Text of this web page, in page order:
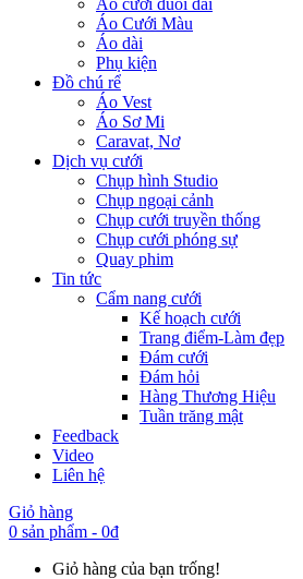
Áo cưới đuôi dài
Áo Cưới Màu
Áo dài
Phụ kiện
Đồ chú rể
Áo Vest
Áo Sơ Mi
Caravat, Nơ
Dịch vụ cưới
Chụp hình Studio
Chụp ngoại cảnh
Chụp cưới truyền thống
Chụp cưới phóng sự
Quay phim
Tin tức
Cẩm nang cưới
Kế hoạch cưới
Trang điểm-Làm đẹp
Đám cưới
Đám hỏi
Hàng Thương Hiệu
Tuần trăng mật
Feedback
Video
Liên hệ
Giỏ hàng
0 sản phẩm - 0đ
Giỏ hàng của bạn trống!